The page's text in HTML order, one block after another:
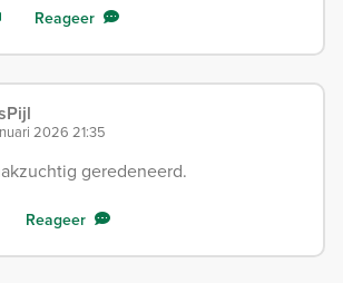
Reageer
2026 21:35
geredeneerd.
Reageer